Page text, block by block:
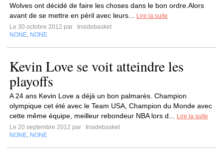
Wolves ont décidé de faire les choses dans le bon ordre.Alors
avant de se mettre en péril avec leurs...
Lire la suite
Le 30 octobre 2012 par
Insidebasket
NONE NONE
Kevin Love se voit atteindre les
playoffs
A 24 ans Kevin Love a déjà un bon palmarès. Champion
olympique cet été avec le Team USA, Champion du Monde avec
cette même équipe, meilleur rebondeur NBA lors d...
Lire la suite
Le 20 septembre 2012 par
Insidebasket
NONE NONE